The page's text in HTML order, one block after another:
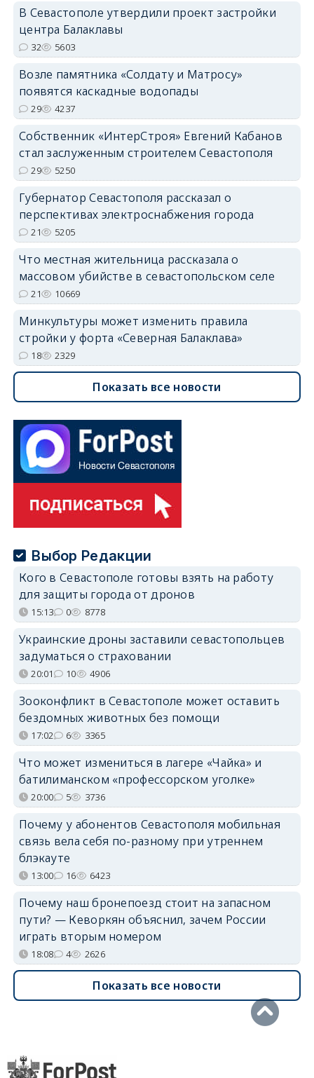
В Севастополе утвердили проект застройки
центра Балаклавы
32 5603
Возле памятника «Солдату и Матросу»
появятся каскадные водопады
29 4237
Собственник «ИнтерСтроя» Евгений Кабанов
стал заслуженным строителем Севастополя
29 5250
Губернатор Севастополя рассказал о
перспективах электроснабжения города
21 5205
Что местная жительница рассказала о
массовом убийстве в севастопольском селе
21 10669
Минкультуры может изменить правила
стройки у форта «Северная Балаклава»
18 2329
Показать все новости
Выбор Редакции
Кого в Севастополе готовы взять на работу
для защиты города от дронов
15:13 0 8778
Украинские дроны заставили севастопольцев
задуматься о страховании
20:01 10 4906
Зооконфликт в Севастополе может оставить
бездомных животных без помощи
17:02 6 3365
Что может измениться в лагере «Чайка» и
батилиманском «профессорском уголке»
20:00 5 3736
Почему у абонентов Севастополя мобильная
связь вела себя по-разному при утреннем
блэкауте
13:00 16 6423
Почему наш бронепоезд стоит на запасном
пути? — Кеворкян объяснил, зачем России
играть вторым номером
18:08 4 2626
Показать все новости